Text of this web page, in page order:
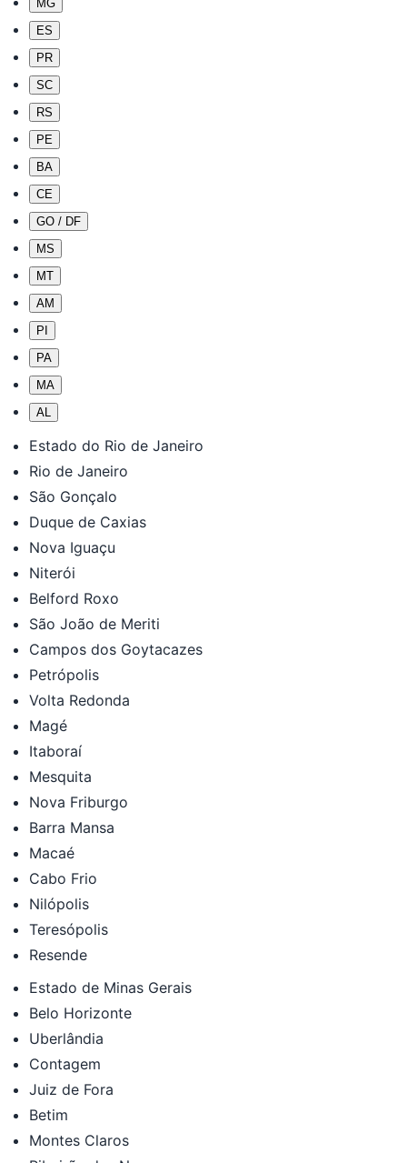
MG
ES
PR
SC
RS
PE
BA
CE
GO / DF
MS
MT
AM
PI
PA
MA
AL
Estado do Rio de Janeiro
Rio de Janeiro
São Gonçalo
Duque de Caxias
Nova Iguaçu
Niterói
Belford Roxo
São João de Meriti
Campos dos Goytacazes
Petrópolis
Volta Redonda
Magé
Itaboraí
Mesquita
Nova Friburgo
Barra Mansa
Macaé
Cabo Frio
Nilópolis
Teresópolis
Resende
Estado de Minas Gerais
Belo Horizonte
Uberlândia
Contagem
Juiz de Fora
Betim
Montes Claros